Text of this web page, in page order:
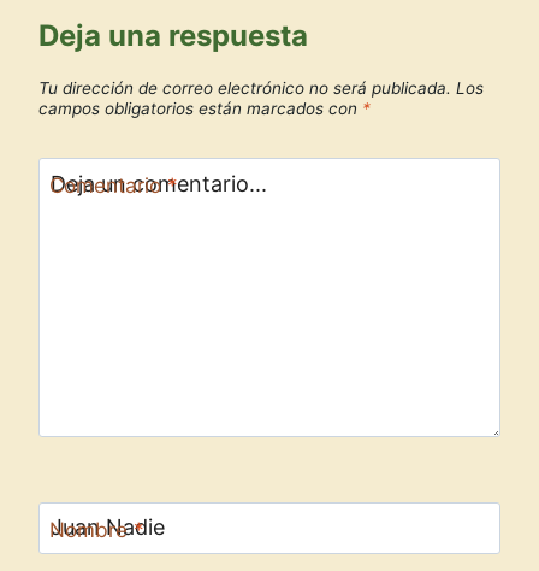
Deja una respuesta
Tu dirección de correo electrónico no será publicada. Los
campos obligatorios están marcados con *
Comentario*
Nombre*